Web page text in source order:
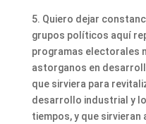
5. Quiero dejar
grupos políticos aquí
programas electorales
astorganos en
que sirviera para
desarrollo industrial y
tiempos, y que sirvieran